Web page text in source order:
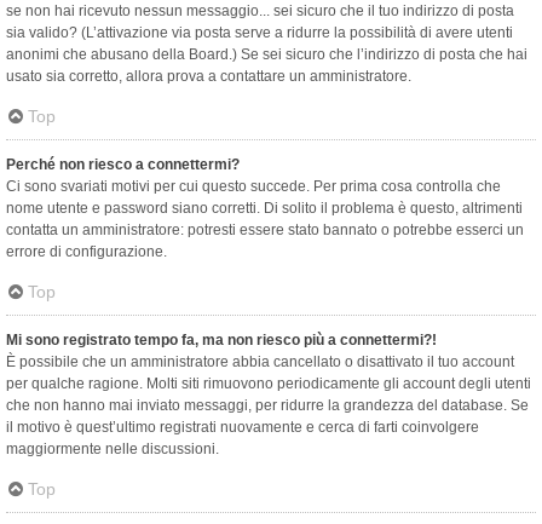
se non hai ricevuto nessun messaggio... sei sicuro che il tuo indirizzo di posta
sia valido? (L’attivazione via posta serve a ridurre la possibilità di avere utenti
anonimi che abusano della Board.) Se sei sicuro che l’indirizzo di posta che hai
usato sia corretto, allora prova a contattare un amministratore.
Top
Perché non riesco a connettermi?
Ci sono svariati motivi per cui questo succede. Per prima cosa controlla che
nome utente e password siano corretti. Di solito il problema è questo, altrimenti
contatta un amministratore: potresti essere stato bannato o potrebbe esserci un
errore di configurazione.
Top
Mi sono registrato tempo fa, ma non riesco più a connettermi?!
È possibile che un amministratore abbia cancellato o disattivato il tuo account
per qualche ragione. Molti siti rimuovono periodicamente gli account degli utenti
che non hanno mai inviato messaggi, per ridurre la grandezza del database. Se
il motivo è quest’ultimo registrati nuovamente e cerca di farti coinvolgere
maggiormente nelle discussioni.
Top